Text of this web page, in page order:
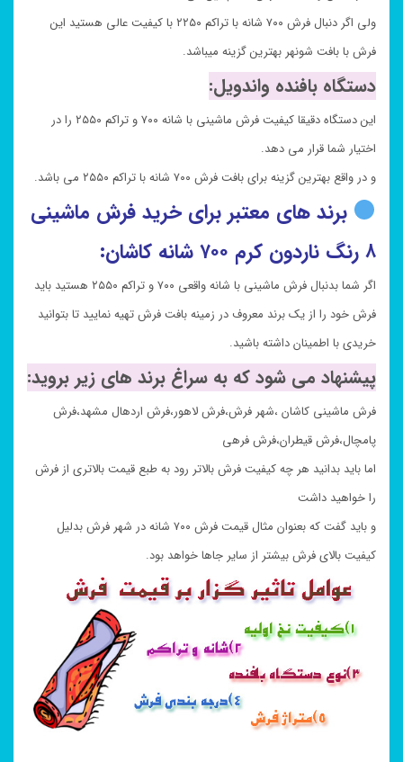
ولی اگر دنبال فرش ۷۰۰ شانه با تراکم ۲۲۵۰ با کیفیت عالی هستید این
فرش با بافت شونهر بهترین گزینه میباشد.
دستگاه بافنده واندویل:
این دستگاه دقیقا کیفیت فرش ماشینی با شانه ۷۰۰ و تراکم ۲۵۵۰ را در
اختیار شما قرار می دهد.
و در واقع بهترین گزینه برای بافت فرش ۷۰۰ شانه با تراکم ۲۵۵۰ می باشد.
برند های معتبر برای خرید فرش ماشینی
۸ رنگ ناردون کرم ۷۰۰ شانه کاشان:
اگر شما بدنبال فرش ماشینی با شانه واقعی ۷۰۰ و تراکم ۲۵۵۰ هستید باید
فرش خود را از یک برند معروف در زمینه بافت فرش تهیه نمایید تا بتوانید
خریدی با اطمینان داشته باشید.
پیشنهاد می شود که به سراغ برند های زیر بروید:
فرش ماشینی کاشان ،شهر فرش،فرش لاهور،فرش اردهال مشهد،فرش
پامچال،فرش قیطران،فرش فرهی
اما باید بدانید هر چه کیفیت فرش بالاتر رود به طبع قیمت بالاتری از فرش
را خواهید داشت
و باید گفت که بعنوان مثال قیمت فرش ۷۰۰ شانه در شهر فرش بدلیل
کیفیت بالای فرش بیشتر از سایر جاها خواهد بود.